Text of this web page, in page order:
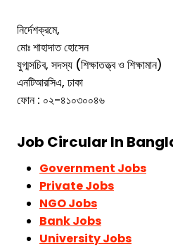
নির্দেশক্রমে,
মোঃ শাহাদাত হোসেন
যুগ্মসচিব, সদস্য (শিক্ষাতত্ত্ব ও শিক্ষামান)
এনটিআরসিএ, ঢাকা
ফোন : ০২-৪১০৩০০৪৬
Job Circular In
Government Jobs
Private Jobs
NGO Jobs
Bank Jobs
University Jobs